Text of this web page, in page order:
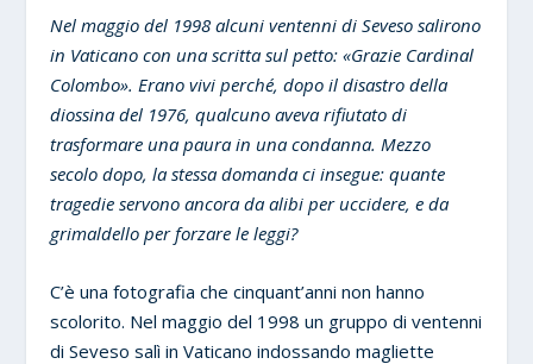
Nel maggio del 1998 alcuni ventenni di Seveso salirono
in Vaticano con una scritta sul petto: «Grazie Cardinal
Colombo». Erano vivi perché, dopo il disastro della
diossina del 1976, qualcuno aveva rifiutato di
trasformare una paura in una condanna. Mezzo
secolo dopo, la stessa domanda ci insegue: quante
tragedie servono ancora da alibi per uccidere, e da
grimaldello per forzare le leggi?
C’è una fotografia che cinquant’anni non hanno
scolorito. Nel maggio del 1998 un gruppo di ventenni
di Seveso salì in Vaticano indossando magliette